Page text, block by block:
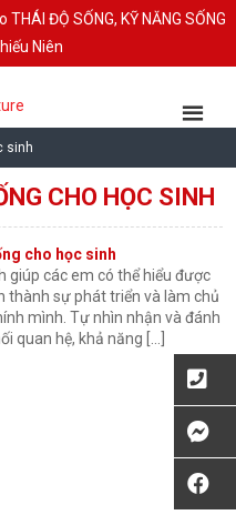
ĐỘ SỐNG, KỸ NĂNG SỐNG
Niên
sinh
CHO HỌC SINH
cho học sinh
giúp các em có thể hiểu được
thành sự phát triển và làm chủ
mình. Tự nhìn nhận và đánh
quan hệ, khả năng […]